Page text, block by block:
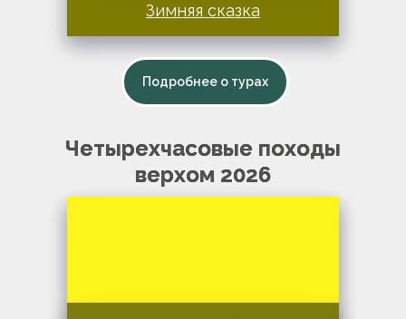
Зимняя сказка
Подробнее о турах
Четырехчасовые походы
верхом 2026